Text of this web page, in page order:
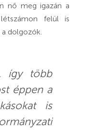
nő meg igazán a
felül is
dolgozók.
így több
éppen a
is